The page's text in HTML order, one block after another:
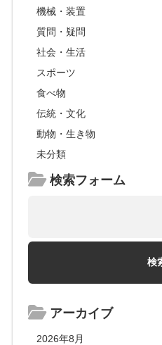
機械・装置
質問・疑問
社会・生活
スポーツ
食べ物
伝統・文化
動物・生き物
未分類
検索フォーム
アーカイブ
2026年8月